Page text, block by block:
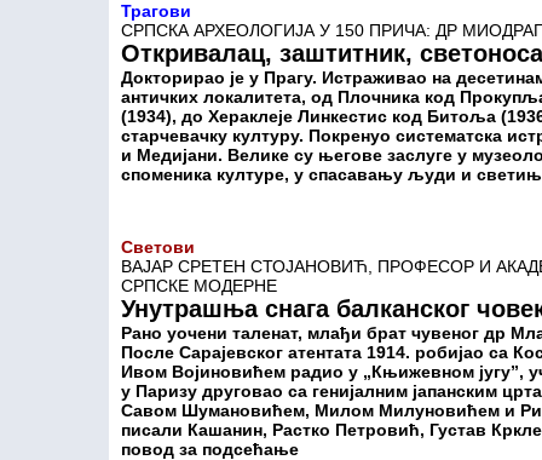
Трагови
СРПСКА АРХЕОЛОГИЈА У 150 ПРИЧА: ДР
Откривалац, заштитник,
Докторирао је у Прагу. Истраживао на
античких локалитета, од Плочника код
(1934), до Хераклеје Линкестис код Битоља
старчевачку културу. Покренуо систематска
и Медијани. Велике су његове заслуге у
споменика културе, у спасавању људи и
Светови
ВАЈАР СРЕТЕН СТОЈАНОВИЋ, ПРОФЕСОР И
СРПСКЕ МОДЕРНЕ
Унутрашња снага балканског
Рано уочени таленат, млађи брат чувеног др
После Сарајевског атентата 1914. робијао са
Ивом Војиновићем радио у „Књижевном југу”,
у Паризу друговао са генијалним јапанским
Савом Шумановићем, Милом Милуновићем и
писали Кашанин, Растко Петровић, Густав
повод за подсећање